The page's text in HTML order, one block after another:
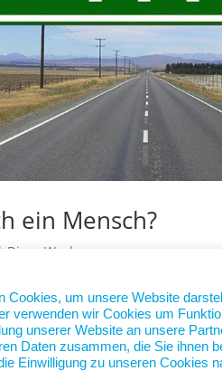
ein Mensch?
| Diese Woche
sich nicht gleich nach der
da gibt es tatsächlich Personen,
wechseln es....
um unsere Website
verwenden wir Cookies um
unserer Website an unsere
Daten zusammen, die Sie ihnen
Einwilligung zu unseren Cookies